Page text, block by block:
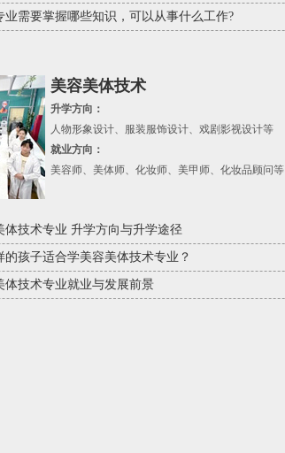
业需要掌握哪些知识，可以从事什么工作?
美容美体技术
升学方向：
人物形象设计、服装服饰设计、戏剧影视设计等
就业方向：
美容师、美体师、化妆师、美甲师、化妆品顾问等
体技术专业 升学方向与升学途径
的孩子适合学美容美体技术专业？
体技术专业就业与发展前景